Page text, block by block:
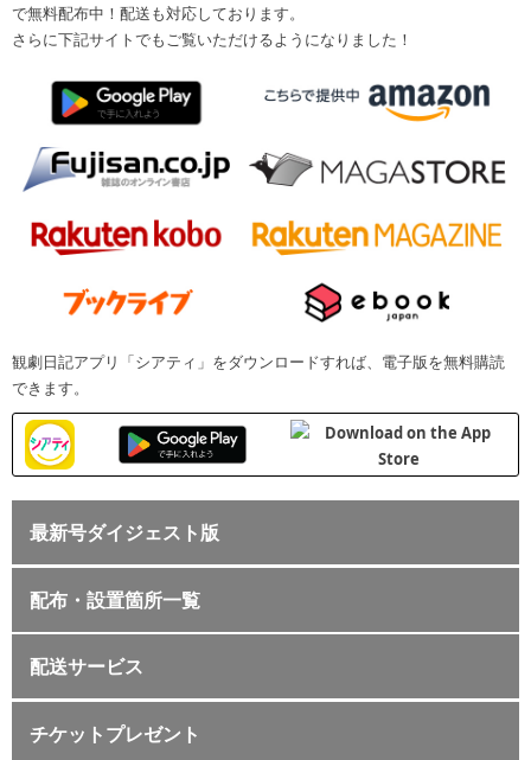
で無料配布中！配送も対応しております。
さらに下記サイトでもご覧いただけるようになりました！
観劇日記アプリ「シアティ」をダウンロードすれば、電子版を無料購読
できます。
最新号ダイジェスト版
配布・設置箇所一覧
配送サービス
チケットプレゼント